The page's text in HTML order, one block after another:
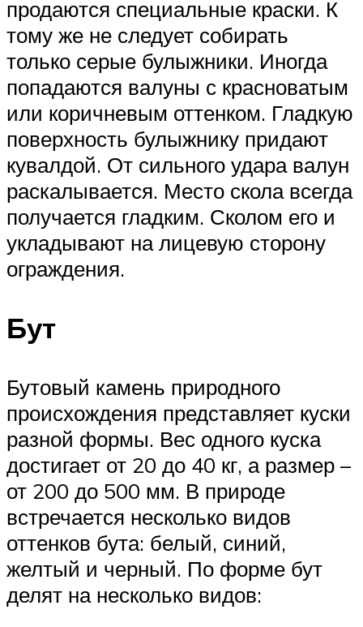
продаются специальные краски. К
тому же не следует собирать
только серые булыжники. Иногда
попадаются валуны с красноватым
или коричневым оттенком. Гладкую
поверхность булыжнику придают
кувалдой. От сильного удара валун
раскалывается. Место скола всегда
получается гладким. Сколом его и
укладывают на лицевую сторону
ограждения.
Бут
Бутовый камень природного
происхождения представляет куски
разной формы. Вес одного куска
достигает от 20 до 40 кг, а размер –
от 200 до 500 мм. В природе
встречается несколько видов
оттенков бута: белый, синий,
желтый и черный. По форме бут
делят на несколько видов: